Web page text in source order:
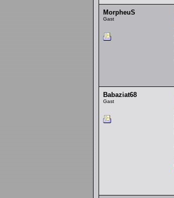
MorpheuS
Gast
Babaziat68
Gast